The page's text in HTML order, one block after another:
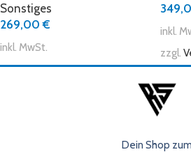
Sonstiges
269,00€
inkl. MwSt.
inkl.
zzgl.
Dein Shop zum